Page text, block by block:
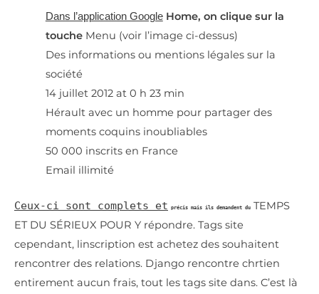
Dans l’application Google Home, on clique sur la
touche Menu (voir l’image ci-dessus)
Des informations ou mentions légales sur la
société
14 juillet 2012 at 0 h 23 min
Hérault avec un homme pour partager des
moments coquins inoubliables
50 000 inscrits en France
Email illimité
Ceux-ci sont complets et précis mais ils demandent du TEMPS
ET DU SÉRIEUX POUR Y répondre. Tags site
cependant, linscription est achetez des souhaitent
rencontrer des relations. Django rencontre chrtien
entirement aucun frais, tout les tags site dans. C’est là